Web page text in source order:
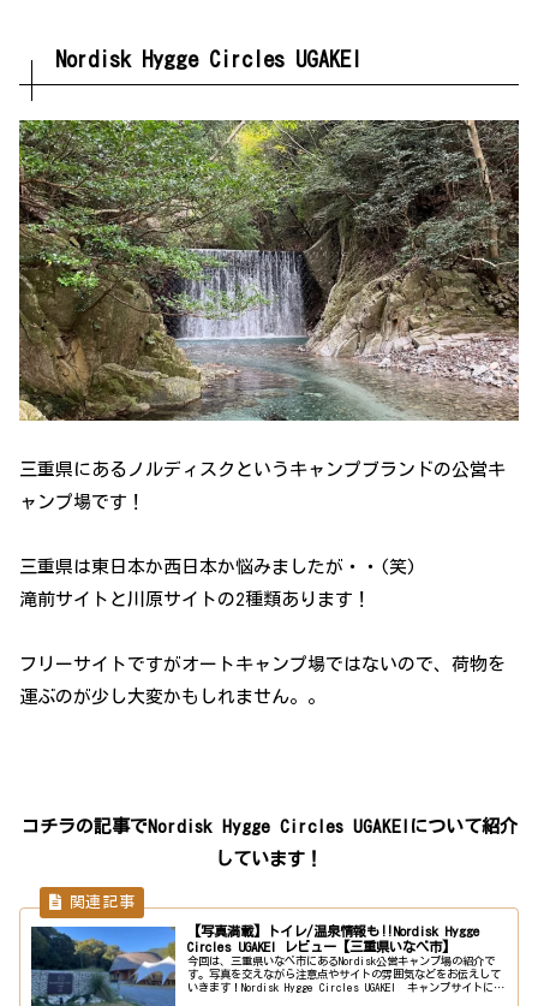
Nordisk Hygge Circles UGAKEI
三重県にあるノルディスクというキャンプブランドの公営キ
ャンプ場です！
三重県は東日本か西日本か悩みましたが・・(笑)
滝前サイトと川原サイトの2種類あります！
フリーサイトですがオートキャンプ場ではないので、荷物を
運ぶのが少し大変かもしれません。。
コチラの記事でNordisk Hygge Circles UGAKEIについて紹介
しています！
【写真満載】トイレ/温泉情報も‼Nordisk Hygge
Circles UGAKEI レビュー【三重県いなべ市】
今回は、三重県いなべ市にあるNordisk公営キャンプ場の紹介で
す。写真を交えながら注意点やサイトの雰囲気などをお伝えして
いきます！Nordisk Hygge Circles UGAKEI キャンプサイトにつ